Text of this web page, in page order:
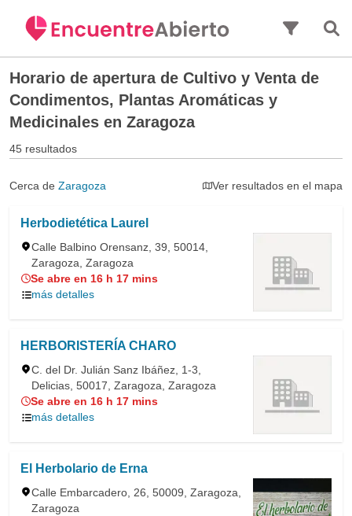
Horario de apertura de Cultivo y Venta de
Condimentos, Plantas Aromáticas y
Medicinales en Zaragoza
45 resultados
Cerca de Zaragoza Ver resultados en el mapa
Herbodietética Laurel
Calle Balbino Orensanz, 39, 50014,
Zaragoza, Zaragoza
Se abre en 16 h 17 mins
más detalles
HERBORISTERÍA CHARO
C. del Dr. Julián Sanz Ibáñez, 1-3,
Delicias, 50017, Zaragoza, Zaragoza
Se abre en 16 h 17 mins
más detalles
El Herbolario de Erna
Calle Embarcadero, 26, 50009, Zaragoza,
Zaragoza